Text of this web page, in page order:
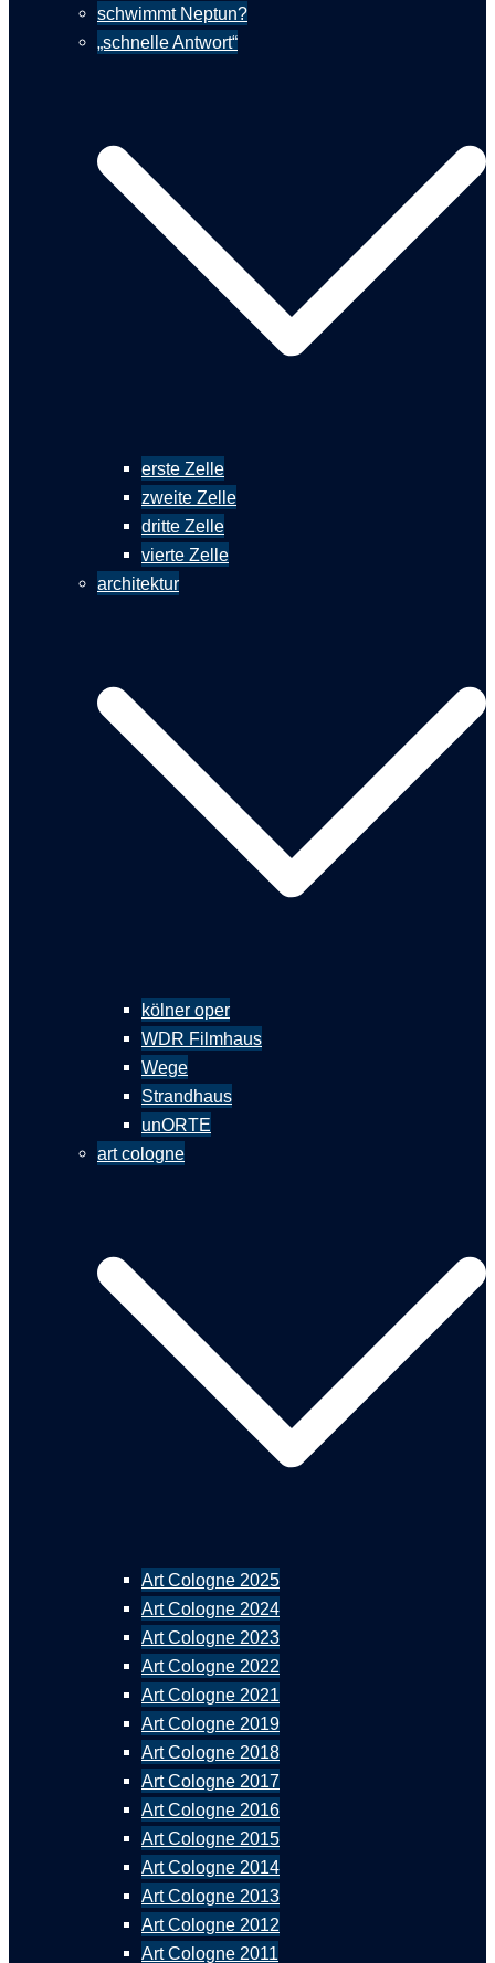
schwimmt Neptun?
„schnelle Antwort“
erste Zelle
zweite Zelle
dritte Zelle
vierte Zelle
architektur
kölner oper
WDR Filmhaus
Wege
Strandhaus
unORTE
art cologne
Art Cologne 2025
Art Cologne 2024
Art Cologne 2023
Art Cologne 2022
Art Cologne 2021
Art Cologne 2019
Art Cologne 2018
Art Cologne 2017
Art Cologne 2016
Art Cologne 2015
Art Cologne 2014
Art Cologne 2013
Art Cologne 2012
Art Cologne 2011